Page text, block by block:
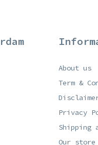
About us
Term &
Privacy
Shipping
Our store